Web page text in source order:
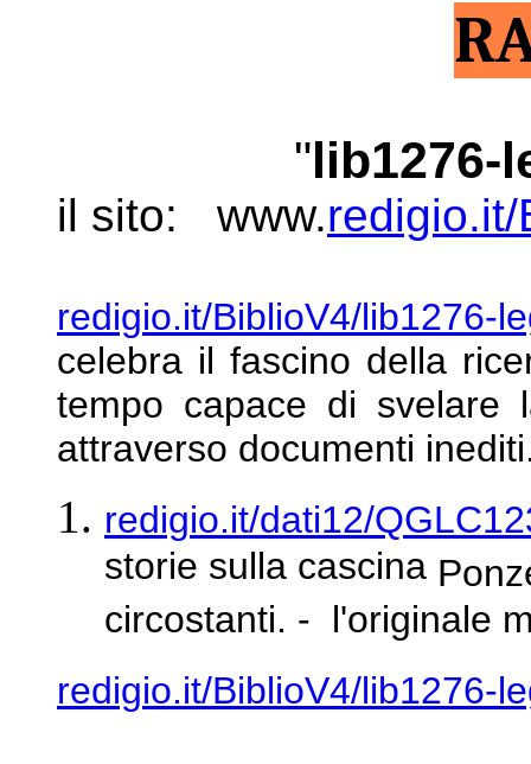
"lib1276-
il sito: www.
redigio.it/BiblioV4/lib1276-
celebra il fascino della
tempo capace di
attraverso documenti
redigio.it/dati12/
storie sulla cascina
circostanti. - l'originale
redigio.it/BiblioV4/lib1276-